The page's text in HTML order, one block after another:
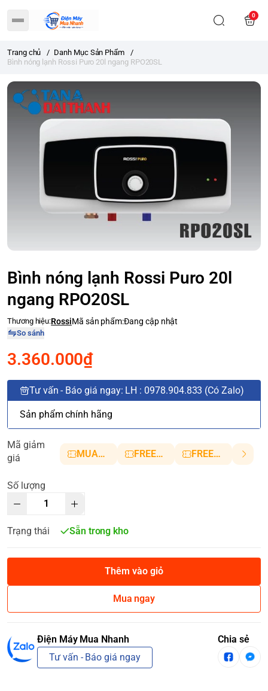
0
Trang chủ / Danh Mục Sản Phẩm
/
Bình nóng lạnh Rossi Puro 20l ngang RPO20SL
Bình nóng lạnh Rossi Puro 20l
ngang RPO20SL
Thương hiệu:RossiMã sản phẩm:Đang cập nhật
So sánh
3.360.000₫
Tư vấn - Báo giá ngay: LH : 0978.904.833 (Có Zalo)
Sản phẩm chính hãng
Mã giảm
giá
MUANHANH01 FREESHIP5 FREESHIP10
Số lượng
Trạng thái Sẵn trong kho
Thêm vào giỏ
Mua ngay
Điện Máy Mua Nhanh
Tư vấn - Báo giá ngay
Chia sẻ